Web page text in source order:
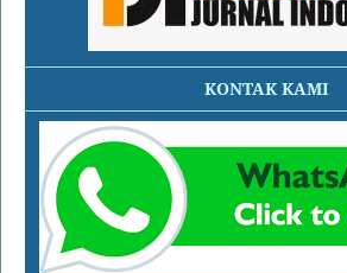
KONTAK KAMI